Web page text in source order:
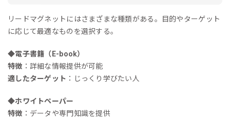
リードマグネットにはさまざまな種類がある。目的やターゲット
に応じて最適なものを選択する。
◆電子書籍（E-book）
特徴 ：詳細な情報提供が可能
適したターゲット ：じっくり学びたい人
◆ホワイトペーパー
特徴 ：データや専門知識を提供